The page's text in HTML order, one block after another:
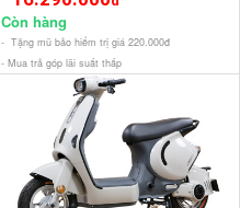
Còn hàng
- Tặng mũ bảo hiểm trị giá 220.000đ
- Mua trả góp lãi suất thấp